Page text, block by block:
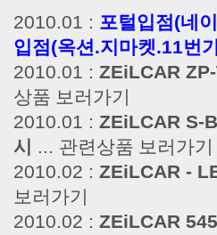
2010.01 : 포털입점(네
입점(옥션.지마켓.11번
2010.01 : ZEiLCAR
상품 보러가기
2010.01 : ZEiLCAR S-
시 ... 관련상품 보러가기
2010.02 : ZEiLCAR -
보러가기
2010.02 : ZEiLCAR